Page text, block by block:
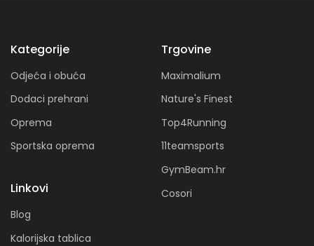
Kategorije
Odjeća i obuća
Dodaci prehrani
Oprema
Sportska oprema
Linkovi
Blog
Kalorijska tablica
Trgovine
Maximalium
Nature's Finest
Top4Running
11teamsports
GymBeam.hr
Cosori